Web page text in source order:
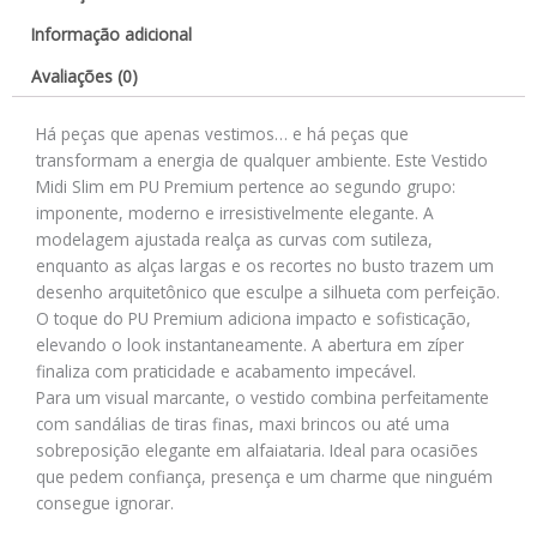
Informação adicional
Avaliações (0)
Há peças que apenas vestimos… e há peças que
transformam a energia de qualquer ambiente. Este Vestido
Midi Slim em PU Premium pertence ao segundo grupo:
imponente, moderno e irresistivelmente elegante. A
modelagem ajustada realça as curvas com sutileza,
enquanto as alças largas e os recortes no busto trazem um
desenho arquitetônico que esculpe a silhueta com perfeição.
O toque do PU Premium adiciona impacto e sofisticação,
elevando o look instantaneamente. A abertura em zíper
finaliza com praticidade e acabamento impecável.
Para um visual marcante, o vestido combina perfeitamente
com sandálias de tiras finas, maxi brincos ou até uma
sobreposição elegante em alfaiataria. Ideal para ocasiões
que pedem confiança, presença e um charme que ninguém
consegue ignorar.